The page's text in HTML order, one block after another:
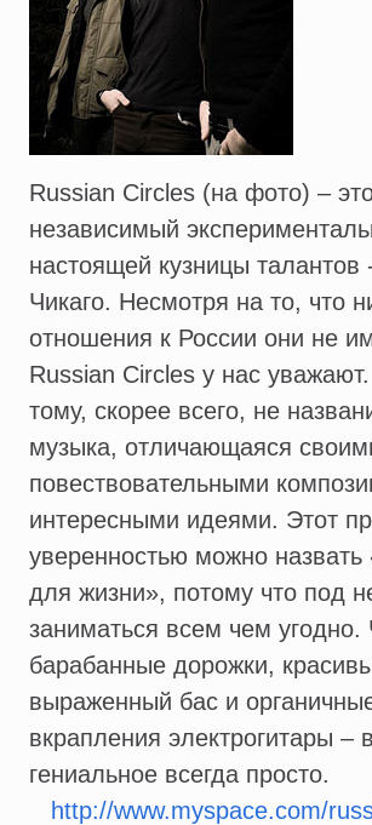
Russian Circles (на фото) –
независимый
настоящей кузницы талантов
Чикаго. Несмотря на то, что
отношения к России они не
Russian Circles у нас
тому, скорее всего, не
музыка, отличающаяся
повествовательными
интересными идеями. Этот
уверенностью можно назвать
для жизни», потому что под
заниматься всем чем угодно.
барабанные дорожки,
выраженный бас и
вкрапления электрогитары –
гениальное всегда просто.
http://www.myspace.com/